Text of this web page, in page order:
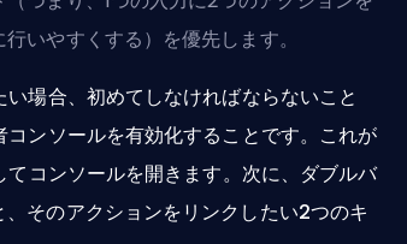
いやすくする）を優先します。
場合、初めてしなければならないこと
ンソールを有効化することです。これが
コンソールを開きます。次に、ダブルバ
そのアクションをリンクしたい2つのキ